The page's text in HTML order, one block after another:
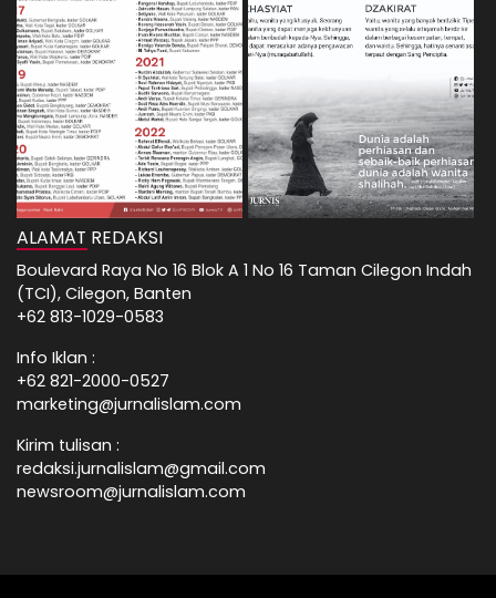
ALAMAT REDAKSI
Boulevard Raya No 16 Blok A 1 No 16 Taman Cilegon Indah
(TCI), Cilegon, Banten
+62 813-1029-0583
Info Iklan :
+62 821-2000-0527
marketing@jurnalislam.com
Kirim tulisan :
redaksi.jurnalislam@gmail.com
newsroom@jurnalislam.com